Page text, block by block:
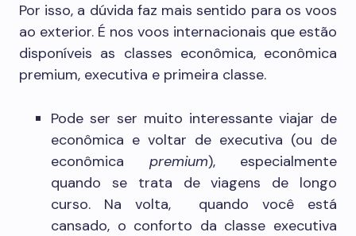
Por isso, a dúvida faz mais sentido para os voos
ao exterior. É nos voos internacionais que estão
disponíveis as classes econômica, econômica
premium, executiva e primeira classe.
Pode ser ser muito interessante viajar de
econômica e voltar de executiva (ou de
econômica premium), especialmente
quando se trata de viagens de longo
curso. Na volta, quando você está
cansado, o conforto da classe executiva